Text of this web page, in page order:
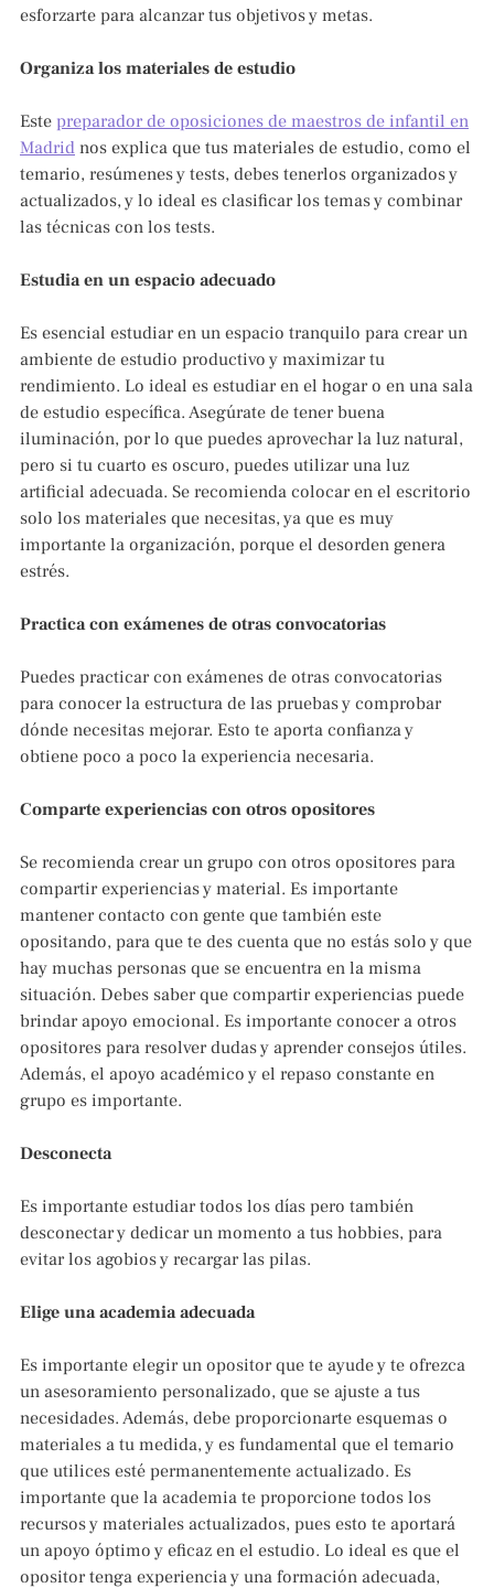
esforzarte para alcanzar tus objetivos y metas.
Organiza los materiales de estudio
Este preparador de oposiciones de maestros de infantil en
Madrid nos explica que tus materiales de estudio, como el
temario, resúmenes y tests, debes tenerlos organizados y
actualizados, y lo ideal es clasificar los temas y combinar
las técnicas con los tests.
Estudia en un espacio adecuado
Es esencial estudiar en un espacio tranquilo para crear un
ambiente de estudio productivo y maximizar tu
rendimiento. Lo ideal es estudiar en el hogar o en una sala
de estudio específica. Asegúrate de tener buena
iluminación, por lo que puedes aprovechar la luz natural,
pero si tu cuarto es oscuro, puedes utilizar una luz
artificial adecuada. Se recomienda colocar en el escritorio
solo los materiales que necesitas, ya que es muy
importante la organización, porque el desorden genera
estrés.
Practica con exámenes de otras convocatorias
Puedes practicar con exámenes de otras convocatorias
para conocer la estructura de las pruebas y comprobar
dónde necesitas mejorar. Esto te aporta confianza y
obtiene poco a poco la experiencia necesaria.
Comparte experiencias con otros opositores
Se recomienda crear un grupo con otros opositores para
compartir experiencias y material. Es importante
mantener contacto con gente que también este
opositando, para que te des cuenta que no estás solo y que
hay muchas personas que se encuentra en la misma
situación. Debes saber que compartir experiencias puede
brindar apoyo emocional. Es importante conocer a otros
opositores para resolver dudas y aprender consejos útiles.
Además, el apoyo académico y el repaso constante en
grupo es importante.
Desconecta
Es importante estudiar todos los días pero también
desconectar y dedicar un momento a tus hobbies, para
evitar los agobios y recargar las pilas.
Elige una academia adecuada
Es importante elegir un opositor que te ayude y te ofrezca
un asesoramiento personalizado, que se ajuste a tus
necesidades. Además, debe proporcionarte esquemas o
materiales a tu medida, y es fundamental que el temario
que utilices esté permanentemente actualizado. Es
importante que la academia te proporcione todos los
recursos y materiales actualizados, pues esto te aportará
un apoyo óptimo y eficaz en el estudio. Lo ideal es que el
opositor tenga experiencia y una formación adecuada,